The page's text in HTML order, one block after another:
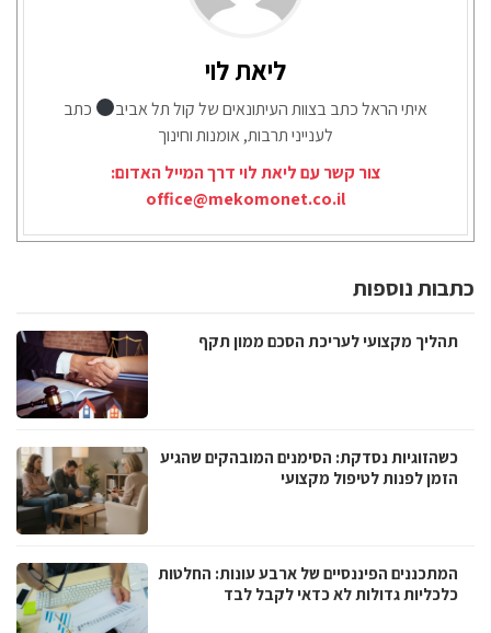
ליאת לוי
איתי הראל כתב בצוות העיתונאים של קול תל אביב
כתב
לענייני תרבות, אומנות וחינוך
צור קשר עם ליאת לוי דרך המייל האדום:
office@mekomonet.co.il
כתבות נוספות
תהליך מקצועי לעריכת הסכם ממון תקף
כשהזוגיות נסדקת: הסימנים המובהקים שהגיע
הזמן לפנות לטיפול מקצועי
המתכננים הפיננסיים של ארבע עונות: החלטות
כלכליות גדולות לא כדאי לקבל לבד